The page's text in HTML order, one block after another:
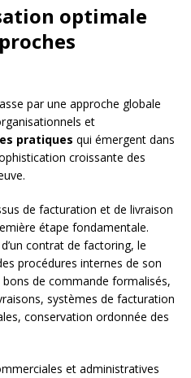
optimale
par une approche globale
et
pratiques qui émergent dans
croissante des
de facturation et de livraison
étape fondamentale.
contrat de factoring, le
procédures internes de son
de commande formalisés,
systèmes de facturation
conservation ordonnée des
et administratives